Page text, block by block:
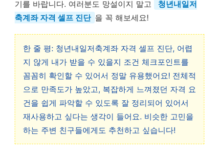
기를 바랍니다. 여러분도 망설이지 말고
청년내일저
축계좌 자격 셀프 진단 을 꼭 해보세요!
한 줄 평: 청년내일저축계좌 자격 셀프 진단, 어렵
지 않게 내가 받을 수 있을지 조건 체크포인트를
꼼꼼히 확인할 수 있어서 정말 유용했어요! 전체적
으로 만족도가 높았고, 복잡하게 느껴졌던 자격 요
건을 쉽게 파악할 수 있도록 잘 정리되어 있어서
재사용하고 싶다는 생각이 들어요. 비슷한 고민을
하는 주변 친구들에게도 추천하고 싶습니다!